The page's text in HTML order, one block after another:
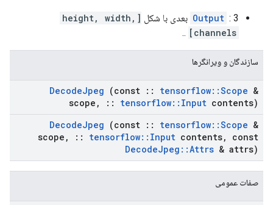
Output : 3 بعدی با شکل
[height, width,
channels]
..
سازندگان و ویرانگرها
DecodeJpeg (const :: tensorflow::Scope &
scope , :: tensorflow:: Input contents)
DecodeJpeg (const :: tensorflow::Scope &
scope , :: tensorflow:: Input contents,
const
DecodeJpeg ::Attrs & attrs)
صفات عمومی